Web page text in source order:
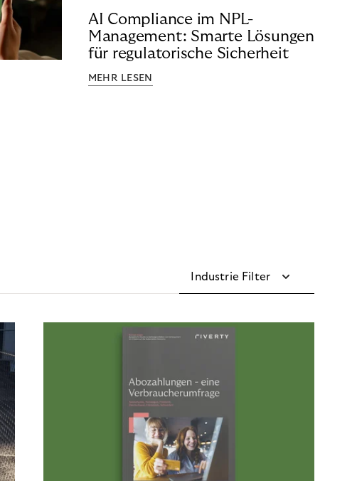
AI Compliance im NPL-
Management: Smarte Lösungen
für regulatorische Sicherheit
MEHR LESEN
Industrie Filter